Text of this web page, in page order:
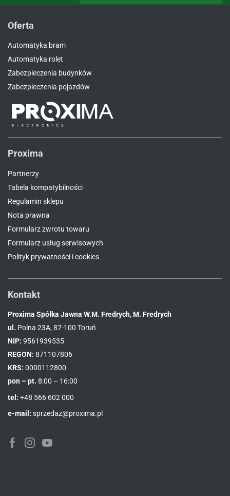
Oferta
Automatyka bram
Automatyka rolet
Zabezpieczenia budynków
Zabezpieczenia pojazdów
Proxima
Partnerzy
Tabela kompatybilności
Regulamin sklepu
Nota prawna
Formularz zwrotu towaru
Formularz usług serwisowych
Polityk prywatności i cookies
Kontakt
Proxima Spółka Jawna W.M. Fredrych, M. Fredrych
ul. Polna 23A, 87-100 Toruń
NIP: 9561939535
REGON: 871107806
KRS: 0000112800
pon – pt. 8:00 – 16:00
tel: +48 566 602 000
e-mail: sprzedaz@proxima.pl
FacebookInstagramYoutube